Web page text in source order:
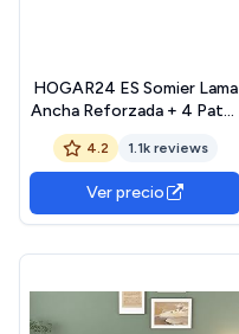
HOGAR24 ES Somier Lama
Ancha Reforzada + 4 Patas
Cilíndricas de 26cm,
135x190 cm
4.2 1.1k reviews
Ver precio